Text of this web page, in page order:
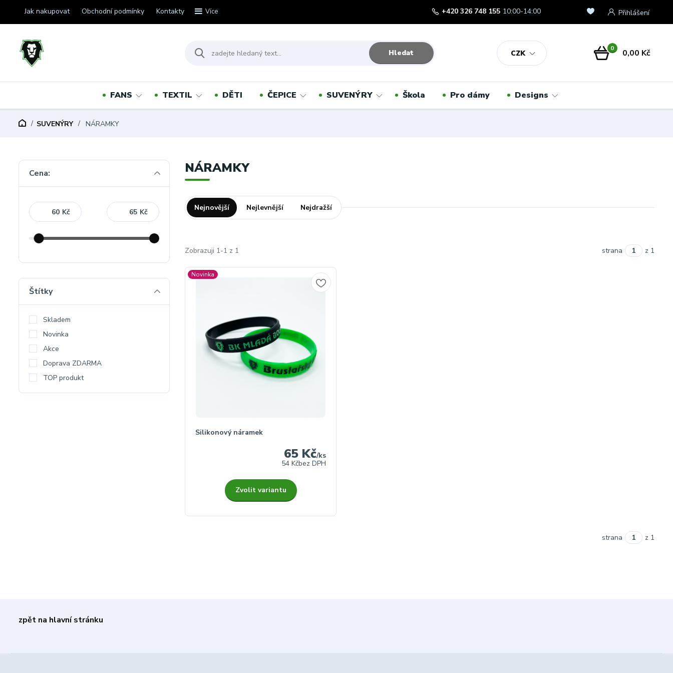
Jak nakupovat Obchodní podmínky Kontakty Více
CZK
Přihlášení
Hledat
+420 326 748 155 10:00-14:00
0 0,00 Kč
FANS TEXTIL DĚTI ČEPICE SUVENÝRY Škola Pro dámy Designs
SUVENÝRY NÁRAMKY
NÁRAMKY
Nejnovější Nejlevnější Nejdražší
Zobrazuji 1-1 z 1 strana z 1
Novinka
Silikonový náramek
65 Kč/ks
54 Kčbez DPH
Zvolit variantu
strana z 1
Cena:
Kč Kč
Štítky
Skladem
Novinka
Akce
Doprava ZDARMA
TOP produkt
zpět na hlavní stránku